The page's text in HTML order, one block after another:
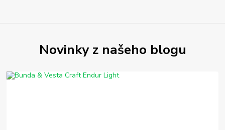
Novinky z našeho blogu